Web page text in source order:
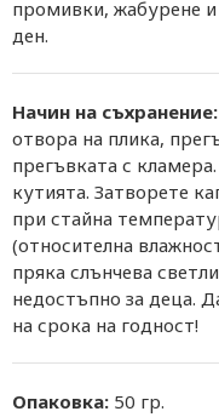
промивки, жабурене и
ден.
Начин на съхранение:
отвора на плика,
прегъвката с
кутията. Затворете
при стайна
(относителна
пряка слънчева
недостъпно за деца.
на срока на годност!
Опаковка: 50 гр.